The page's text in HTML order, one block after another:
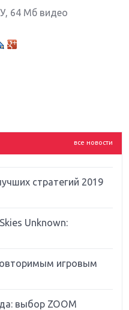
64 Мб видео
все новости
Microsoft и
стратегий 2019
Unknown:
игровым
выбор ZOOM